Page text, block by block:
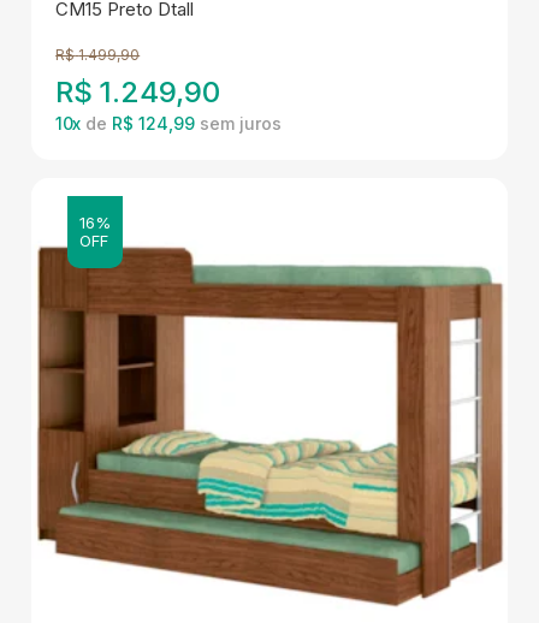
CM15 Preto Dtall
R$ 1.499,90
R$ 1.249,90
10x de R$ 124,99
16%
OFF